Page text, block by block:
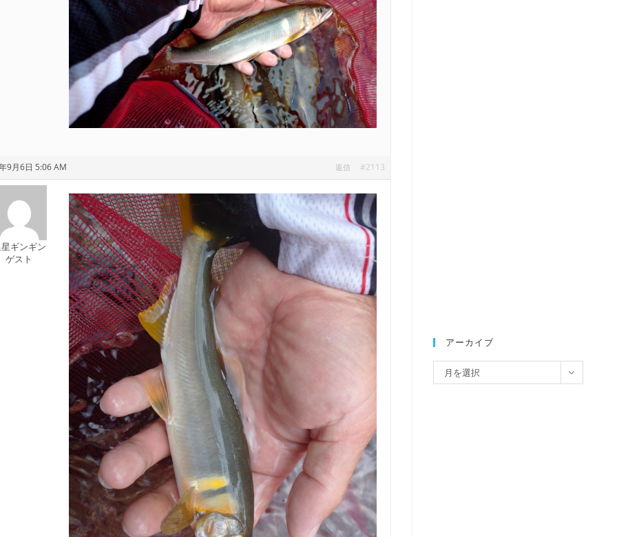
9月6日 5:06 AM #2113
返信
ギンギン
ゲスト
アーカイブ
ー
月を選択